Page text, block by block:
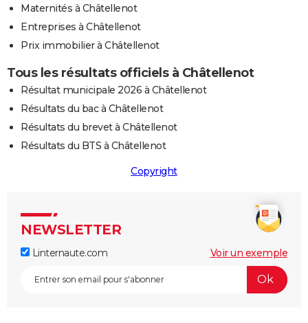
Maternités à Châtellenot
Entreprises à Châtellenot
Prix immobilier à Châtellenot
Tous les résultats officiels à Châtellenot
Résultat municipale 2026 à Châtellenot
Résultats du bac à Châtellenot
Résultats du brevet à Châtellenot
Résultats du BTS à Châtellenot
Copyright
NEWSLETTER
Linternaute.com Voir un exemple